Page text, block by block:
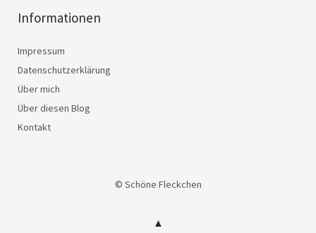
Informationen
Impressum
Datenschutzerklärung
Über mich
Über diesen Blog
Kontakt
© Schöne Fleckchen